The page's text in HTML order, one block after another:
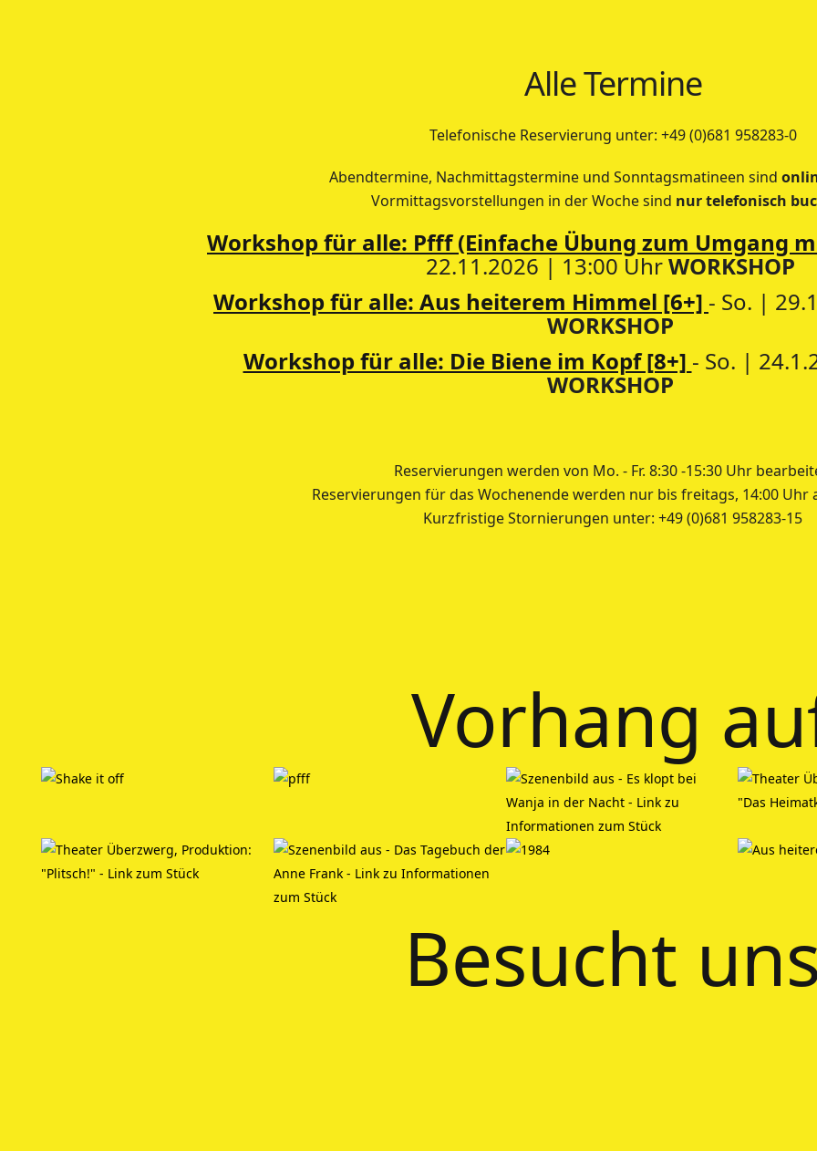
Alle Termine
Telefonische Reservierung unter: +49 (0)681 958283-0
Abendtermine, Nachmittagstermine und Sonntagsmatineen sind
Vormittagsvorstellungen in der Woche sind nur telefonisch
Workshop für alle: Pfff (Einfache Übung zum Umgang
22.11.2026 | 13:00 UhrWORKSHOP
Workshop für alle: Aus heiterem Himmel [6+] - So. |
WORKSHOP
Workshop für alle: Die Biene im Kopf [8+] - So. |
WORKSHOP
Reservierungen werden von Mo. - Fr. 8:30 -15:30 Uhr
Reservierungen für das Wochenende werden nur bis freitags, 14:00 Uhr
Kurzfristige Stornierungen unter: +49 (0)681 958283-15
Vorhang
Besucht